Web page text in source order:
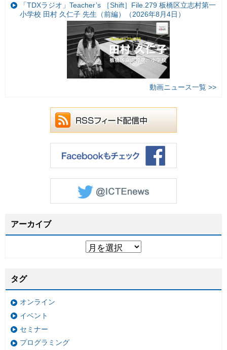
「TDXラジオ」Teacher’s ［Shift］File.279 板橋区立志村第一
小学校 田村 久仁子 先生（前編）（2026年8月4日）
動画ニュース一覧 >>
アーカイブ
タグ
オンライン
イベント
セミナー
プログラミング